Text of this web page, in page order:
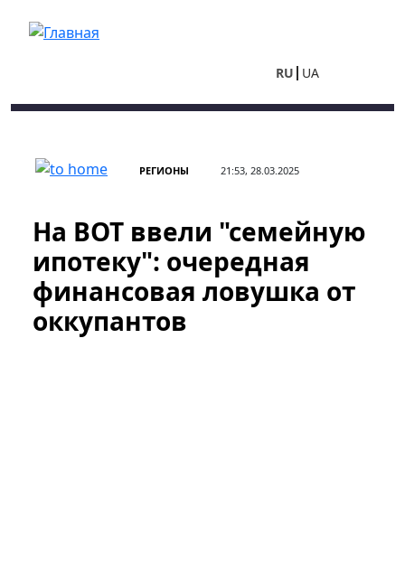
RU UA
РЕГИОНЫ 21:53, 28.03.2025
На ВОТ ввели "семейную
ипотеку": очередная
финансовая ловушка от
оккупантов